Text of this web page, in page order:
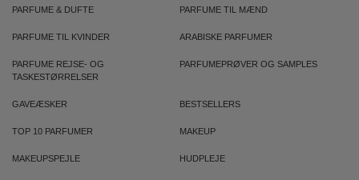
PARFUME & DUFTE PARFUME TIL MÆND
PARFUME TIL KVINDER ARABISKE PARFUMER
PARFUME REJSE- OG
TASKESTØRRELSER
PARFUMEPRØVER OG SAMPLES
GAVEÆSKER BESTSELLERS
TOP 10 PARFUMER MAKEUP
MAKEUPSPEJLE HUDPLEJE